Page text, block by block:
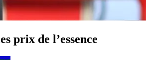
prix de l’essence